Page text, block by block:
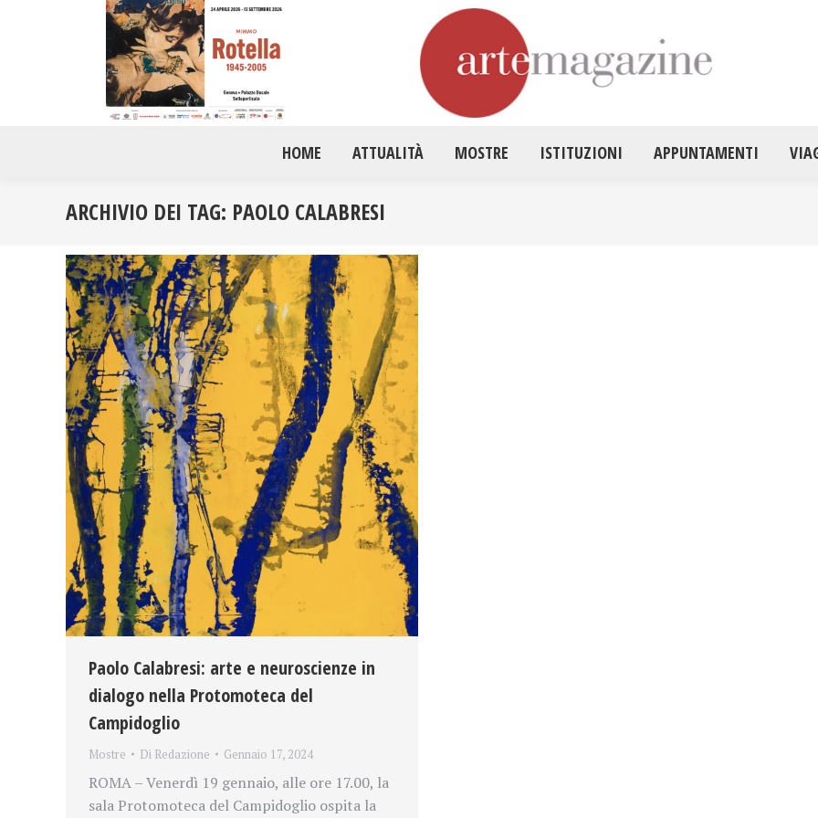
HOME ATTUALITÀ MOSTRE ISTITUZIONI APPUNTAMENTI
ARCHIVIO DEI TAG: PAOLO CALABRESI
Paolo Calabresi: arte e neuroscienze in
dialogo nella Protomoteca del
Campidoglio
Mostre Di Redazione Gennaio 17, 2024
ROMA – Venerdì 19 gennaio, alle ore 17.00, la
sala Protomoteca del Campidoglio ospita la
HOME